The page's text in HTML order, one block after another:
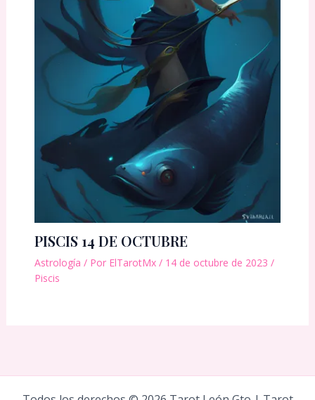
PISCIS 14 DE OCTUBRE
Astrología / Por ElTarotMx / 14 de octubre de 2023 /
Piscis